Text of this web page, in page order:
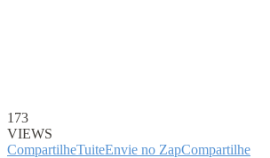
173
VIEWS
CompartilheTuiteEnvie no ZapCompartilhe